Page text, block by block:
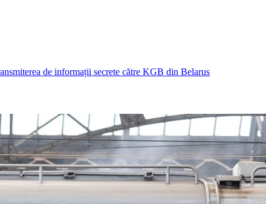
de informații secrete către KGB din Belarus